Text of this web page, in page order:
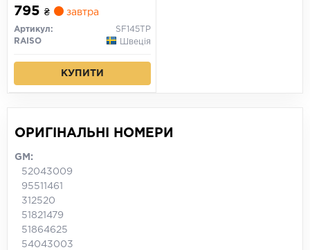
795 ₴ завтра
Артикул:
SF145TP
RAISO
Швеція
КУПИТИ
ОРИГІНАЛЬНІ НОМЕРИ
GM:
52043009
95511461
312520
51821479
51864625
54043003